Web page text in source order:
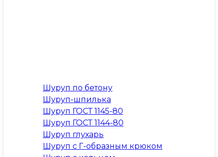
Шуруп по бетону
Шуруп-шпилька
Шуруп ГОСТ 1145-80
Шуруп ГОСТ 1144-80
Шуруп глухарь
Шуруп с Г-образным крюком